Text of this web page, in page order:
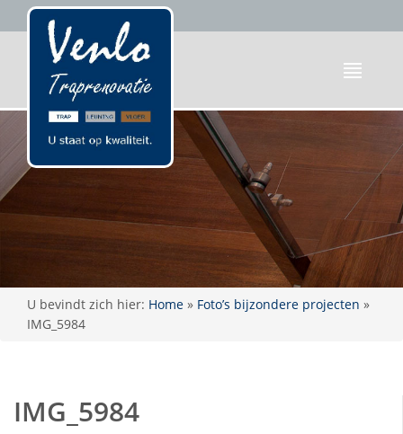
U bevindt zich hier: Home » Foto’s bijzondere projecten »
IMG_5984
IMG_5984